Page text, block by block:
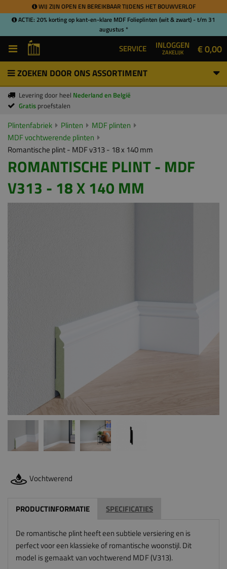
WIJ ZIJN OPEN EN BEREIKBAAR TIJDENS HET BOUWVERLOF
ACTIE: 20% korting op kant-en-klare MDF Folieplinten (wit & zwart) - t/m 31
augustus *
SERVICE INLOGGEN
ZAKELIJK € 0,00
ZOEKEN DOOR ONS ASSORTIMENT
Levering door heel Nederland en België
Gratis proefstalen
Plintenfabriek Plinten
MDF plinten
MDF vochtwerende plinten
Romantische plint - MDF v313 - 18 x 140 mm
ROMANTISCHE PLINT - MDF
V313 - 18 X 140 MM
Vochtwerend
PRODUCTINFORMATIE SPECIFICATIES
De romantische plint heeft een subtiele versiering en is
perfect voor een klassieke of romantische woonstijl.Dit
model is gemaakt van vochtwerend MDF (V313).